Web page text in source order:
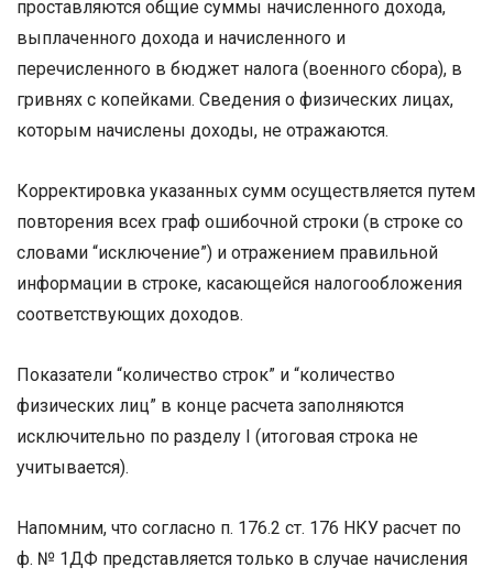
проставляются общие суммы начисленного дохода,
выплаченного дохода и начисленного и
перечисленного в бюджет налога (военного сбора), в
гривнях с копейками. Сведения о физических лицах,
которым начислены доходы, не отражаются.
Корректировка указанных сумм осуществляется путем
повторения всех граф ошибочной строки (в строке со
словами “исключение”) и отражением правильной
информации в строке, касающейся налогообложения
соответствующих доходов.
Показатели “количество строк” и “количество
физических лиц” в конце расчета заполняются
исключительно по разделу I (итоговая строка не
учитывается).
Напомним, что согласно п. 176.2 ст. 176 НКУ расчет по
ф. № 1ДФ представляется только в случае начисления